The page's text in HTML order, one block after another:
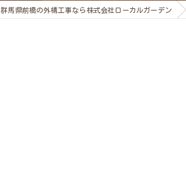
群馬県前橋の外構工事なら株式会社ローカルガーデン